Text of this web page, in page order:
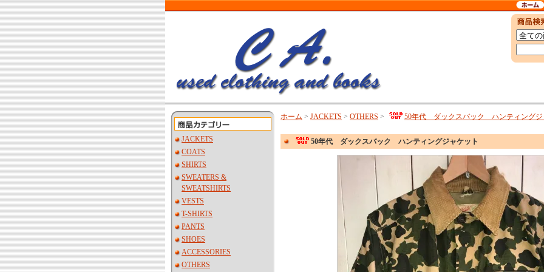
JACKETS
COATS
SHIRTS
SWEATERS &
SWEATSHIRTS
VESTS
T-SHIRTS
PANTS
SHOES
ACCESSORIES
OTHERS
ホーム > JACKETS > OTHERS > 50年代 ダックスバック ハンティングジ
50年代 ダックスバック ハンティングジャケット